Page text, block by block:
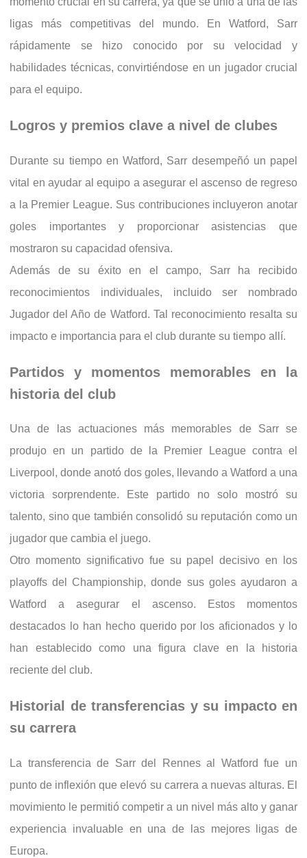
ligas más competitivas del mundo. En Watford, Sarr
rápidamente se hizo conocido por su velocidad y
habilidades técnicas, convirtiéndose en un jugador crucial
para el equipo.
Logros y premios clave a nivel de clubes
Durante su tiempo en Watford, Sarr desempeñó un papel
vital en ayudar al equipo a asegurar el ascenso de regreso
a la Premier League. Sus contribuciones incluyeron anotar
goles importantes y proporcionar asistencias que
mostraron su capacidad ofensiva.
Además de su éxito en el campo, Sarr ha recibido
reconocimientos individuales, incluido ser nombrado
Jugador del Año de Watford. Tal reconocimiento resalta su
impacto e importancia para el club durante su tiempo allí.
Partidos y momentos memorables en la
historia del club
Una de las actuaciones más memorables de Sarr se
produjo en un partido de la Premier League contra el
Liverpool, donde anotó dos goles, llevando a Watford a una
victoria sorprendente. Este partido no solo mostró su
talento, sino que también consolidó su reputación como un
jugador que cambia el juego.
Otro momento significativo fue su papel decisivo en los
playoffs del Championship, donde sus goles ayudaron a
Watford a asegurar el ascenso. Estos momentos
destacados lo han hecho querido por los aficionados y lo
han establecido como una figura clave en la historia
reciente del club.
Historial de transferencias y su impacto en
su carrera
La transferencia de Sarr del Rennes al Watford fue un
punto de inflexión que elevó su carrera a nuevas alturas. El
movimiento le permitió competir a un nivel más alto y ganar
experiencia invaluable en una de las mejores ligas de
Europa.